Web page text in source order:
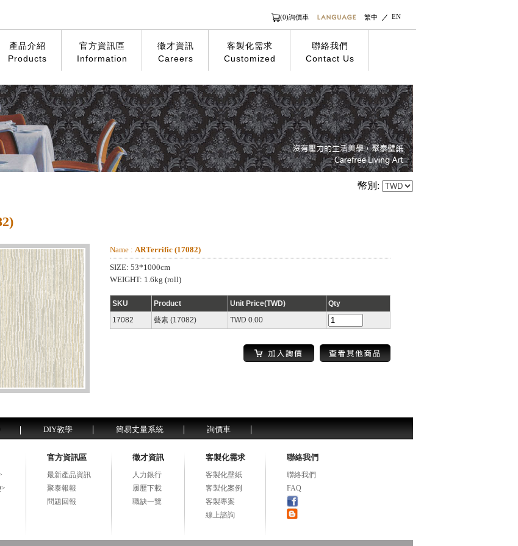
EN
繁中
(0)詢價車
產品介紹
Products
官方資訊區
Information
徵才資訊
Careers
客製化需求
Customized
聯絡我們
Contact Us
幣別:
Name : ARTerrific (17082)
SIZE: 53*1000cm
WEIGHT: 1.6kg (roll)
SKU Product Unit Price(TWD)
Qty
17082
藝素 (17082) TWD 0.00
DIY教學 簡易丈量系統 詢價車
官方資訊區
最新產品資訊
聚泰報報
問題回報
徵才資訊
人力銀行
履歷下載
職缺一覽
客製化需求
客製化壁紙
客製化案例
客製專案
線上諮詢
聯絡我們
聯絡我們
FAQ